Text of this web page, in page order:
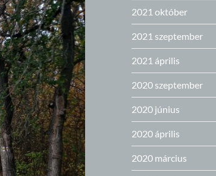
2021 október
2021 szeptember
2021 április
2020 szeptember
2020 június
2020 április
2020 március